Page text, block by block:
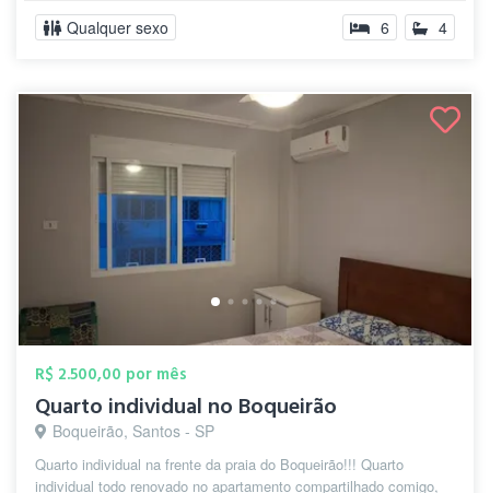
Qualquer sexo 6 4
R$ 2.500,00 por mês
Quarto individual no Boqueirão
Boqueirão, Santos - SP
Quarto individual na frente da praia do Boqueirão!!! Quarto
individual todo renovado no apartamento compartilhado comigo,